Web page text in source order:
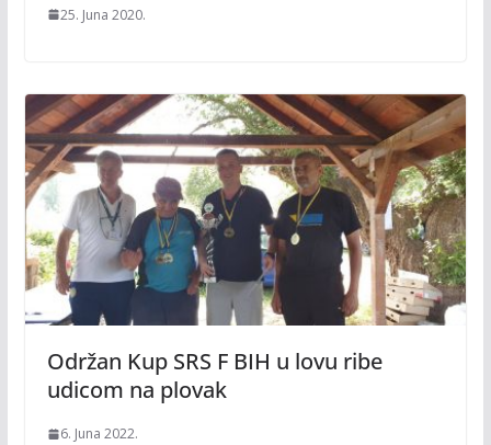
25. Juna 2020.
Održan Kup SRS F BIH u lovu ribe
udicom na plovak
6. Juna 2022.